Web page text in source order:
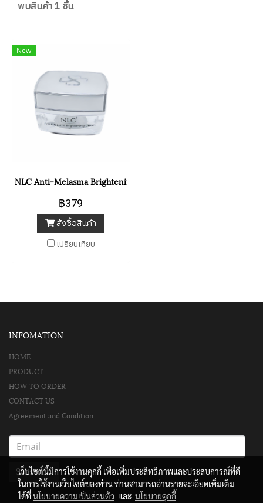
พบสินค้า 1 ชิ้น
New
NLC Anti-Melasma Brightening Cream
฿379
สั่งซื้อสินค้า
เปรียบเทียบ
INFOMATION
HOME
PRODUCT
HOW TO ORDER
CONTACT US
Agreement and Condition
Subscribe
เว็บไซต์นี้มีการใช้งานคุกกี้ เพื่อเพิ่มประสิทธิภาพและประสบการณ์ที่ดี
ในการใช้งานเว็บไซต์ของท่าน ท่านสามารถอ่านรายละเอียดเพิ่มเติม
ได้ที่นโยบายความเป็นส่วนตัว และ นโยบายคุกกี้